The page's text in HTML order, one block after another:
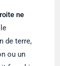
ne
de terre,
ou un